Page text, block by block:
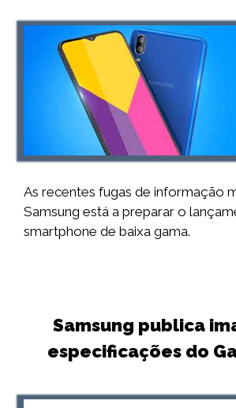
As recentes fugas de informação
Samsung está a preparar o
smartphone de baixa gama.
Samsung publica
especificações do